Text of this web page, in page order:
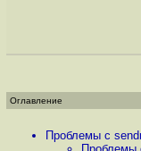
Оглавление
Проблемы с